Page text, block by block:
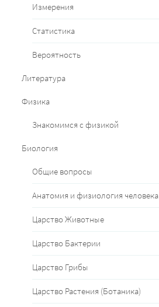
Измерения
Статистика
Вероятность
Литература
Физика
Знакомимся с физикой
Биология
Общие вопросы
Анатомия и физиология человека
Царство Животные
Царство Бактерии
Царство Грибы
Царство Растения (Ботаника)